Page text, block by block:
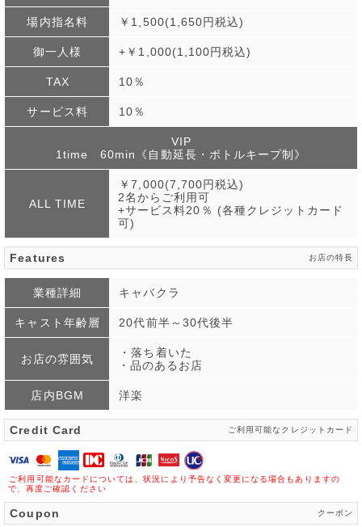
場内指名料 ￥1,500(1,650円税込)
御一人様 +￥1,000(1,100円税込)
TAX 10％
サービス料 10％
VIP
1time 60min《自動延長・ボトルキープ制》
ALL TIME
￥7,000(7,700円税込)
2名からご利用可
+サービス料20％ (各種クレジットカード
可)
Features お店の特長
業種詳細 キャバクラ
キャスト年齢層 20代前半～30代後半
お店の雰囲気
・落ち着いた
・品のあるお店
店内BGM 洋楽
Credit Card ご利用可能なクレジットカード
ご利用可能なカードについては、状況により予告なく変更になる場合もありますの
で、再度ご確認ください
Coupon クーポン